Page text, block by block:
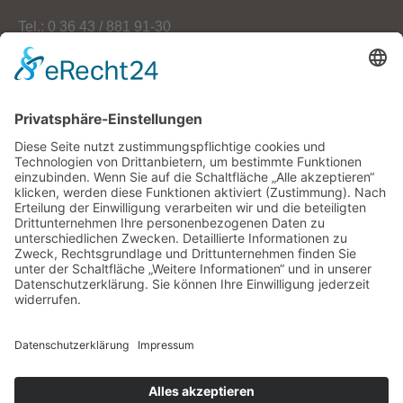
Tel.: 0 36 43 / 881 91-30
Fax: 0 36 43 / 881 91-59
E-Mail: info[at]oekoherz.de
Vereinsvorsitzende:
Maria Streitferdt
Suche
nach: